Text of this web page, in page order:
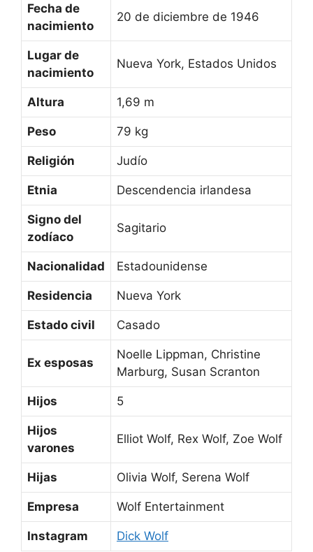
Fecha de
nacimiento
20 de diciembre de 1946
Lugar de
nacimiento
Nueva York, Estados Unidos
Altura 1,69 m
Peso 79 kg
Religión Judío
Etnia Descendencia irlandesa
Signo del
zodíaco
Sagitario
Nacionalidad Estadounidense
Residencia Nueva York
Estado civil Casado
Ex esposas
Noelle Lippman, Christine
Marburg, Susan Scranton
Hijos 5
Hijos
varones
Elliot Wolf, Rex Wolf, Zoe Wolf
Hijas Olivia Wolf, Serena Wolf
Empresa Wolf Entertainment
Instagram Dick Wolf